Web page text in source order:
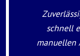
schnell
manuellen